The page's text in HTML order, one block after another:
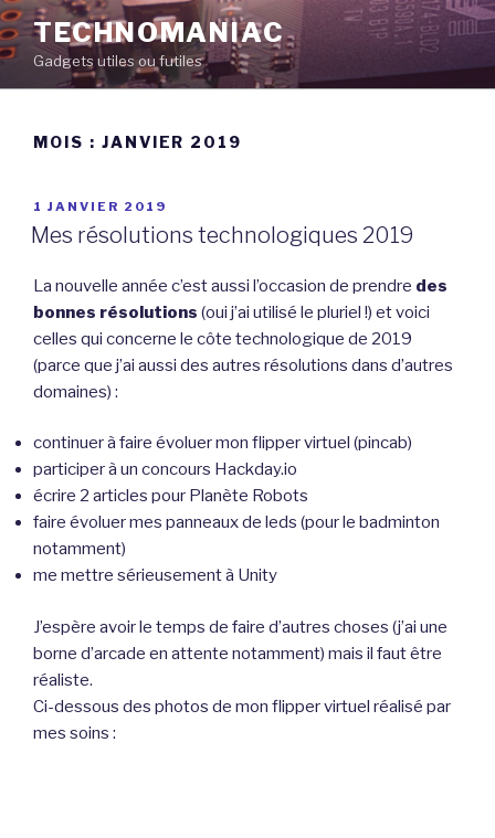
Aller
au
contenu
principal
TECHNOMANIAC
Gadgets utiles ou futiles
MOIS : JANVIER 2019
PUBLIÉ
LE
1 JANVIER 2019
Mes résolutions technologiques 2019
La nouvelle année c’est aussi l’occasion de prendre des
bonnes résolutions (oui j’ai utilisé le pluriel !) et voici
celles qui concerne le côte technologique de 2019
(parce que j’ai aussi des autres résolutions dans d’autres
domaines) :
continuer à faire évoluer mon flipper virtuel (pincab)
participer à un concours Hackday.io
écrire 2 articles pour Planète Robots
faire évoluer mes panneaux de leds (pour le badminton
notamment)
me mettre sérieusement à Unity
J’espère avoir le temps de faire d’autres choses (j’ai une
borne d’arcade en attente notamment) mais il faut être
réaliste.
Ci-dessous des photos de mon flipper virtuel réalisé par
mes soins :